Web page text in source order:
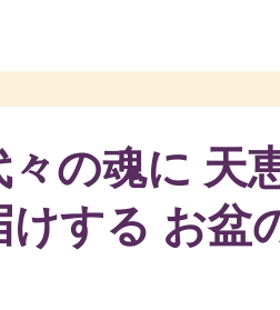
々の魂に 天
けする お盆